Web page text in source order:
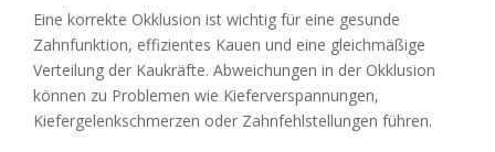
Eine korrekte Okklusion ist wichtig für eine gesunde
Zahnfunktion, effizientes Kauen und eine gleichmäßige
Verteilung der Kaukräfte. Abweichungen in der Okklusion
können zu Problemen wie Kieferverspannungen,
Kiefergelenkschmerzen oder Zahnfehlstellungen führen.